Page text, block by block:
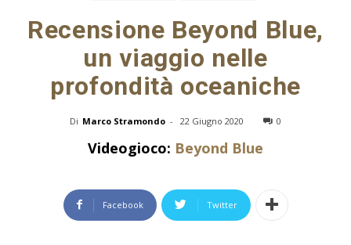
Recensione Beyond Blue,
un viaggio nelle
profondità oceaniche
Di Marco Stramondo - 22 Giugno 2020 0
Videogioco: Beyond Blue
Facebook Twitter